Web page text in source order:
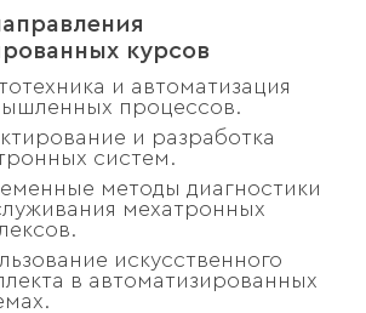
курсов
и автоматизация
процессов.
и разработка
систем.
методы диагностики
мехатронных
искусственного
в автоматизированных